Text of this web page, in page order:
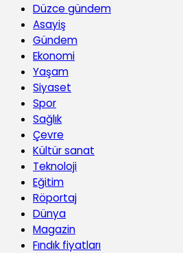
Düzce gündem
Asayiş
Gündem
Ekonomi
Yaşam
Siyaset
Spor
Sağlık
Çevre
Kültür sanat
Teknoloji
Eğitim
Röportaj
Dünya
Magazin
Fındık fiyatları